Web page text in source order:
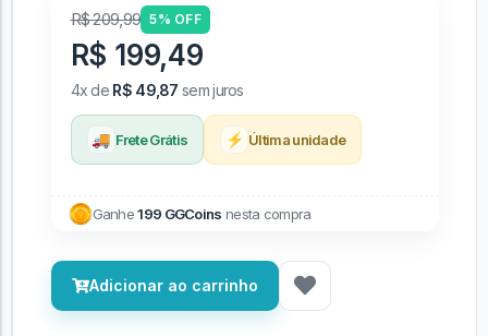
R$ 209,99 5% OFF
R$ 199,49
4x de R$ 49,87 sem juros
🚚 Frete Grátis ⚡ Última unidade
Ganhe199 GGCoins nesta compra
Adicionar ao carrinho